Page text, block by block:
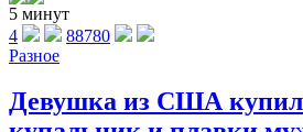
5 минут
4
88780
Разное
Девушка из США